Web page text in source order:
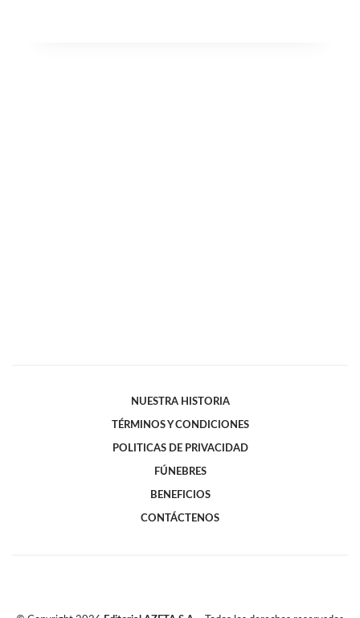
NUESTRA HISTORIA
TÉRMINOS Y CONDICIONES
POLITICAS DE PRIVACIDAD
FÚNEBRES
BENEFICIOS
CONTÁCTENOS